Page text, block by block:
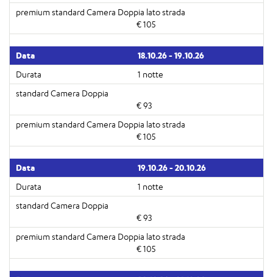
€ 105
18.10.26 - 19.10.26
1 notte
€ 93
€ 105
19.10.26 - 20.10.26
1 notte
€ 93
€ 105